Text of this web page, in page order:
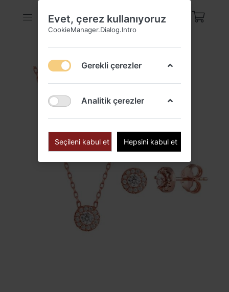
Evet, çerez kullanıyoruz
CookieManager.Dialog.Intro
Gerekli çerezler
Analitik çerezler
Seçileni kabul et Hepsini kabul et